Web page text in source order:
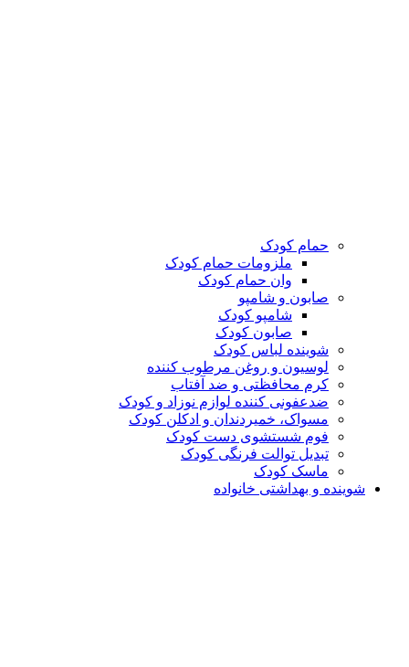
حمام کودک
ملزومات حمام کودک
وان حمام کودک
صابون و شامپو
شامپو کودک
صابون کودک
شوینده لباس کودک
لوسیون و روغن مرطوب کننده
کرم محافظتی و ضد آفتاب
ضدعفونی کننده لوازم نوزاد و کودک
مسواک، خمیردندان و ادکلن کودک
فوم شستشوی دست کودک
تبدیل توالت فرنگی کودک
ماسک کودک
شوینده و بهداشتی خانواده